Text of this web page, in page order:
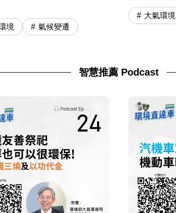
境 氣候變遷
大氣環境
智慧推薦 Podcast